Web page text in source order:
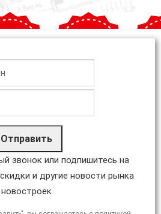
Отправить
звонок или подпишитесь на
и другие новости рынка
новостроек